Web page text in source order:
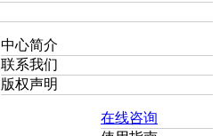
中心简介
联系我们
版权声明
在线咨询